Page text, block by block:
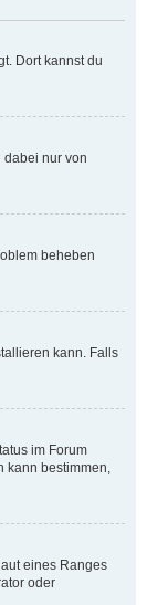
Dort kannst du
dabei nur von
beheben
kann. Falls
im Forum
kann bestimmen,
eines Ranges
oder